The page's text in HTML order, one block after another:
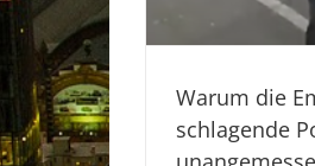
Warum die
schlagende